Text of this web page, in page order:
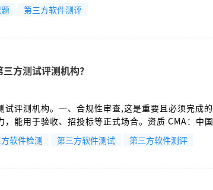
第三方软件测评
方测试评测机构？
试评测机构。一、合规性审查,这是重要且必须完成的
能用于验收、招投标等正式场合。资质 CMA：中国
测机构的强制性认证。用于项目验收、成果鉴定、软
具备CMA资质的机构。
软件检测 第三方软件测试 第三方软件测评